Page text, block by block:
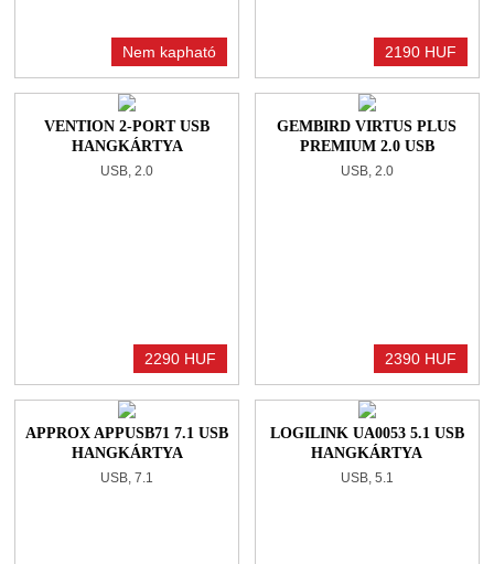
Nem kapható 2190 HUF
VENTION 2-PORT USB
HANGKÁRTYA
USB, 2.0
2290 HUF
GEMBIRD VIRTUS PLUS
PREMIUM 2.0 USB
HANGKÁRTYA
USB, 2.0
2390 HUF
APPROX APPUSB71 7.1 USB
HANGKÁRTYA
USB, 7.1
LOGILINK UA0053 5.1 USB
HANGKÁRTYA
USB, 5.1